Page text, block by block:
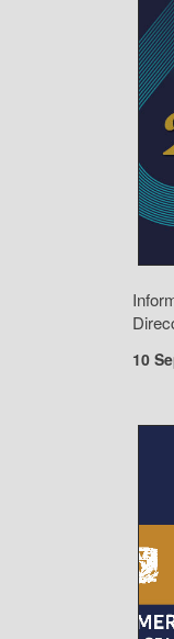
10